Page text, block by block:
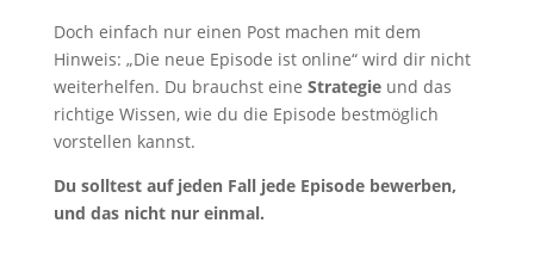
Doch einfach nur einen Post machen mit dem
Hinweis: „Die neue Episode ist online“ wird dir nicht
weiterhelfen. Du brauchst eine Strategieund das
richtige Wissen, wie du die Episode bestmöglich
vorstellen kannst.
Du solltest auf jeden Fall jede Episode bewerben,
und das nicht nur einmal.